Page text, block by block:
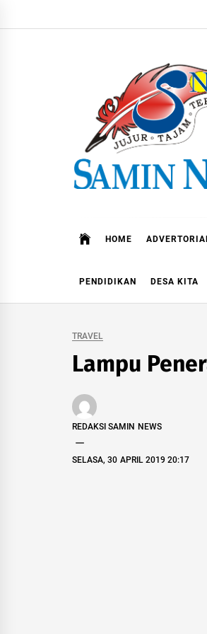
to
HOME
PENDIDIKAN DESA KITA
TRAVEL
Lampu
REDAKSI SAMIN NEWS
SELASA, 30 APRIL 2019 20:17